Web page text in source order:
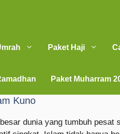
Paket Haji
Paket Muharram
Kuno
dunia yang tumbuh